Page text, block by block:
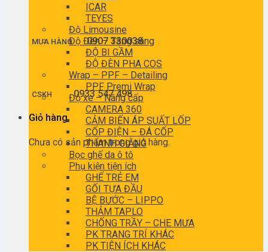
MUA HÀNG0907 330038
CSKH0933 547 498
Giỏ hàng
Chưa có sản phẩm trong giỏ hàng.
ICAR
TEYES
Độ Limousine
Độ Đèn – Tăng sáng
ĐỘ BI GẦM
ĐỘ ĐÈN PHA COS
Wrap – PPF – Detailing
PPF Premi Wrap
Độ xe – Nâng cấp
CAMERA 360
CẢM BIẾN ÁP SUẤT LỐP
CỐP ĐIỆN – ĐÁ CỐP
THANH GIẰNG
Bọc ghế da ô tô
Phụ kiện tiện ích
GHẾ TRẺ EM
GỐI TỰA ĐẦU
BỆ BƯỚC – LIPPO
THẢM TAPLO
CHỐNG TRẦY – CHE MƯA
PK TRANG TRÍ KHÁC
PK TIỆN ÍCH KHÁC